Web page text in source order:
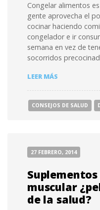
Congelar alimentos
gente aprovecha el
cocinar haciendo
congelador e ir
semana en vez de
socorridos
LEER MÁS
SE
PUEDEN
CONGELAR
CONSEJOS DE SALUD
27 FEBRERO, 2014
muscular
de la salud?